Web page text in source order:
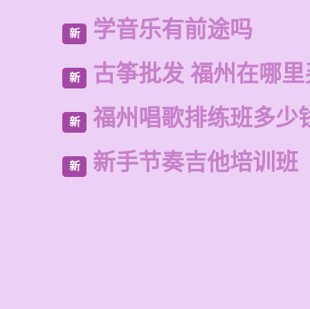
新 学音乐有前途吗
新 古筝批发 福州在哪
新 福州唱歌排练班多少
新 新手节奏吉他培训班